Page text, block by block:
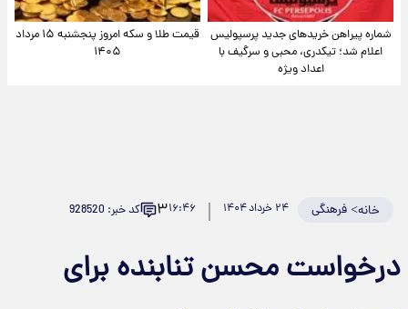
شماره پیراهن خریدهای جدید پرسپولیس
اعلام شد؛ تیکدری، محبی و سرگیف با
اعداد ویژه
قیمت طلا و سکه امروز پنجشنبه ۱۵ مرداد
۱۴۰۵
خانه>فرهنگی ۲۴ خرداد ۱۴۰۴ ۱۶:۴۶۳ کد خبر: 928520
درخواست محسن تنابنده برای